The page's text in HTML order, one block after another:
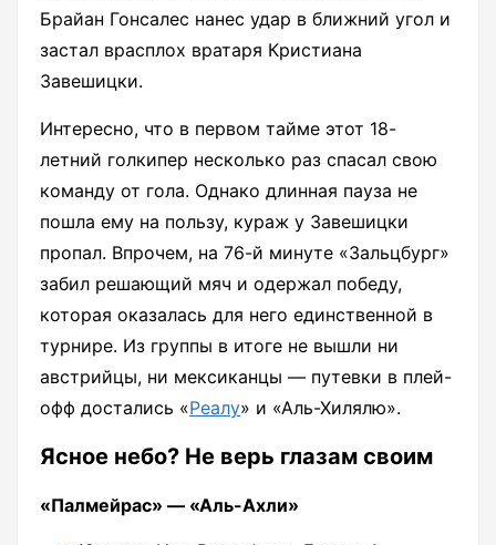
Брайан Гонсалес нанес удар в ближний угол и
застал врасплох вратаря Кристиана
Завешицки.
Интересно, что в первом тайме этот 18-
летний голкипер несколько раз спасал свою
команду от гола. Однако длинная пауза не
пошла ему на пользу, кураж у Завешицки
пропал. Впрочем, на 76-й минуте «Зальцбург»
забил решающий мяч и одержал победу,
которая оказалась для него единственной в
турнире. Из группы в итоге не вышли ни
австрийцы, ни мексиканцы — путевки в плей-
офф достались «Реалу» и «Аль-Хилялю».
Ясное небо? Не верь глазам своим
«Палмейрас» — «Аль-Ахли»